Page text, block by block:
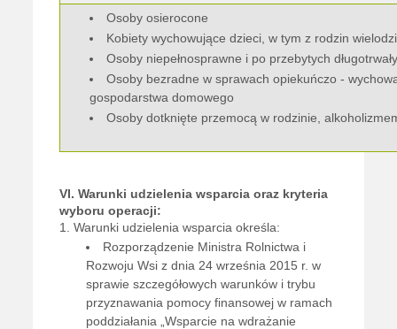
Osoby osierocone
Kobiety wychowujące dzieci, w tym z rodzin
Osoby niepełnosprawne i po przebytych
Osoby bezradne w sprawach opiekuńczo -
gospodarstwa domowego
Osoby dotknięte przemocą w rodzinie,
VI. Warunki udzielenia wsparcia oraz kryteria
wyboru operacji:
1. Warunki udzielenia wsparcia określa:
Rozporządzenie Ministra Rolnictwa i
Rozwoju Wsi z dnia 24 września 2015 r. w
sprawie szczegółowych warunków i trybu
przyznawania pomocy finansowej w ramach
poddziałania „Wsparcie na wdrażanie